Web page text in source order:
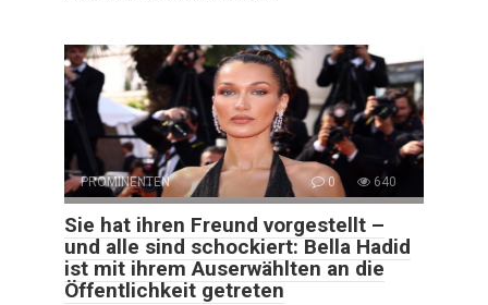
PROMINENTEN 0 640
Sie hat ihren Freund vorgestellt –
und alle sind schockiert: Bella Hadid
ist mit ihrem Auserwählten an die
Öffentlichkeit getreten